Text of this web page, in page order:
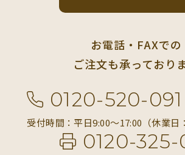
お電話・FAXでの
ご注文も承っており
0120-520-091
受付時間：平日9:00〜17:00（休業日
0120-325-